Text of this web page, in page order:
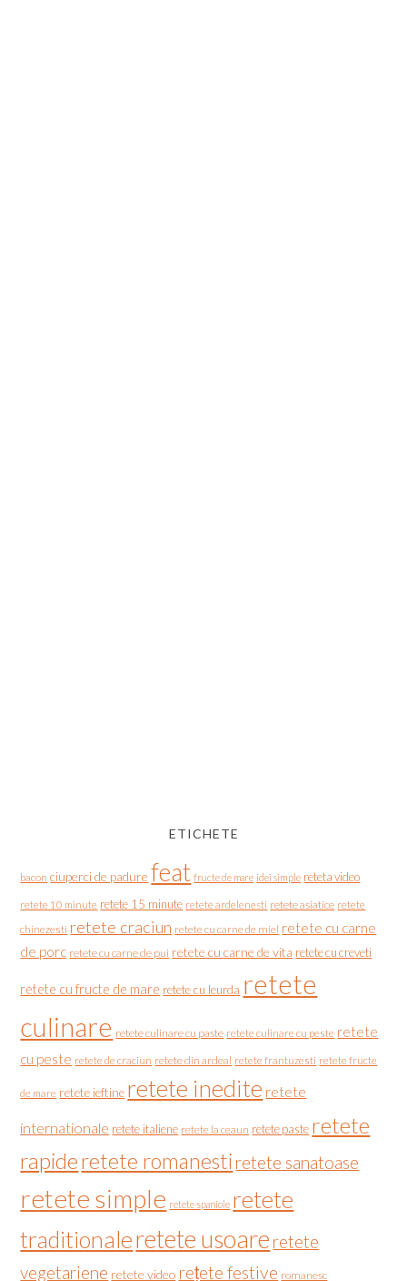
ETICHETE
bacon ciuperci de padure feat fructe de mare idei simple reteta video
retete 10 minute retete 15 minute retete ardelenesti retete asiatice retete
chinezesti retete craciun retete cu carne de miel retete cu carne
de porc retete cu carne de pui retete cu carne de vita retete cu creveti
retete cu fructe de mare retete cu leurda retete
culinare retete culinare cu paste retete culinare cu peste retete
cu peste retete de craciun retete din ardeal retete frantuzesti retete fructe
de mare retete ieftine retete inedite retete
internationale retete italiene retete la ceaun retete paste retete
rapideretete romanesti retete sanatoase
retete simple retete spaniole retete
traditionaleretete usoare retete
vegetariene retete video rețete festive romanesc